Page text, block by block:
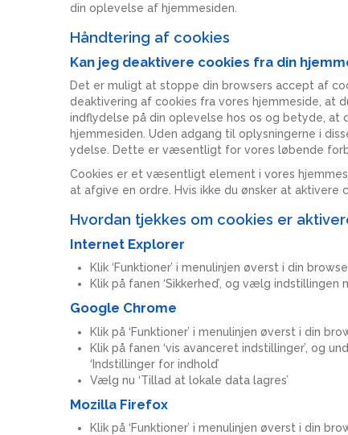
din oplevelse af hjemmesiden.
Håndtering af cookies
Kan jeg deaktivere cookies fra din
Det er muligt at stoppe din browsers accept af
deaktivering af cookies fra vores hjemmeside, at
indflydelse på din oplevelse hos os og betyde,
hjemmesiden. Uden adgang til oplysningerne i
ydelse. Dette er væsentligt for vores løbende
Cookies er et væsentligt element i vores
at afgive en ordre. Hvis ikke du ønsker at aktivere
Hvordan tjekkes om cookies er
Internet Explorer
Klik ‘Funktioner’ i menulinjen øverst i din
Klik på fanen ‘Sikkerhed’, og vælg
Google Chrome
Klik på ‘Funktioner’ i menulinjen øverst i din
Klik på fanen ‘vis avanceret indstillinger’, og
‘Indstillinger for indhold’
Vælg nu ‘Tillad at lokale data lagres’
Mozilla Firefox
Klik på ‘Funktioner’ i menulinjen øverst i din